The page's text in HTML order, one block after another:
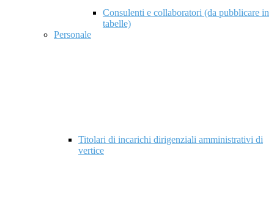
Consulenti e collaboratori (da pubblicare in
tabelle)
Personale
Titolari di incarichi dirigenziali amministrativi di
vertice